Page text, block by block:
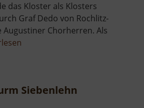
das Kloster als Klosters
Graf Dedo von Rochlitz-
Augustiner Chorherren. Als
Kloster
Siebenlehn